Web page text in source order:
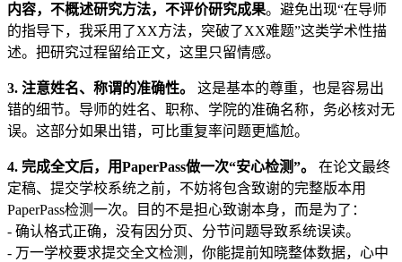
内容，不概述研究方法，不评价研究成果。避免出现“在导师
的指导下，我采用了XX方法，突破了XX难题”这类学术性描
述。把研究过程留给正文，这里只留情感。
3. 注意姓名、称谓的准确性。
这是基本的尊重，也是容易出
错的细节。导师的姓名、职称、学院的准确名称，务必核对无
误。这部分如果出错，可比重复率问题更尴尬。
4. 完成全文后，用PaperPass做一次“安心检测”。
在论文最终
定稿、提交学校系统之前，不妨将包含致谢的完整版本用
PaperPass检测一次。目的不是担心致谢本身，而是为了：
- 确认格式正确，没有因分页、分节问题导致系统误读。
- 万一学校要求提交全文检测，你能提前知晓整体数据，心中